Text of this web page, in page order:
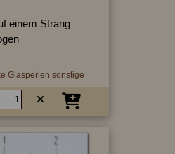
einem Strang
Glasperlen sonstige